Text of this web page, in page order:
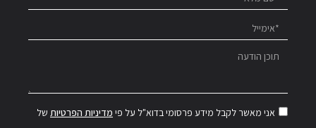
אני מאשר לקבל מידע פרסומי בדוא"ל על פי מדיניות הפרטיות של